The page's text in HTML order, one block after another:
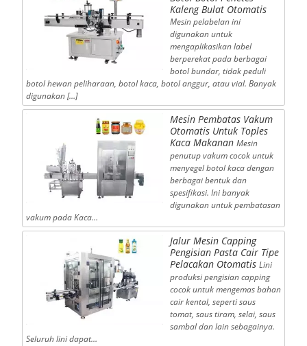
Kaleng Bulat Otomatis
Mesin pelabelan ini
digunakan untuk
mengaplikasikan label
berperekat pada berbagai
botol bundar, tidak peduli
botol hewan peliharaan, botol kaca, botol anggur, atau vial. Banyak
digunakan […]
Mesin Pembatas Vakum
Otomatis Untuk Toples
Kaca Makanan Mesin
penutup vakum cocok untuk
menyegel botol kaca dengan
berbagai bentuk dan
spesifikasi. Ini banyak
digunakan untuk pembatasan
vakum pada Kaca…
Jalur Mesin Capping
Pengisian Pasta Cair Tipe
Pelacakan Otomatis Lini
produksi pengisian capping
cocok untuk mengemas bahan
cair kental, seperti saus
tomat, saus tiram, selai, saus
sambal dan lain sebagainya.
Seluruh lini dapat…